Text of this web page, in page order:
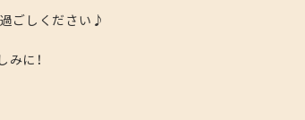
ごしください♪
みに！